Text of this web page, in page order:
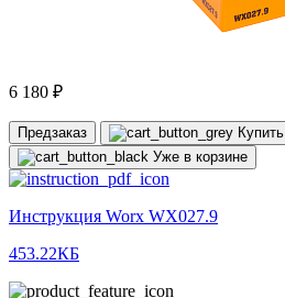
6 180 ₽
Предзаказ
Купить
Уже в корзине
Инструкция Worx WX027.9
453.22КБ